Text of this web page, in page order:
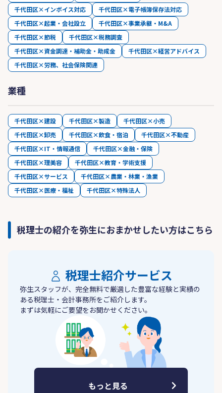
千代田区×インボイス対応
千代田区×電子帳簿保存法対応
千代田区×起業・会社設立
千代田区×事業承継・M&A
千代田区×節税
千代田区×税務調査
千代田区×資金調達・補助金・助成金
千代田区×経営アドバイス
千代田区×労務、社会保険関連
業種
千代田区×建設 千代田区×製造
千代田区×小売
千代田区×卸売
千代田区×飲食・宿泊
千代田区×不動産
千代田区×IT・情報通信
千代田区×金融・保険
千代田区×理美容
千代田区×教育・学術支援
千代田区×サービス
千代田区×農業・林業・漁業
千代田区×医療・福祉
千代田区×特殊法人
税理士の紹介を弥生におまかせしたい方はこちら
税理士紹介サービス
弥生スタッフが、完全無料で厳選した豊富な経験と実績の
ある税理士・会計事務所をご紹介します。
まずは気軽にご要望をお聞かせください。
もっと見る